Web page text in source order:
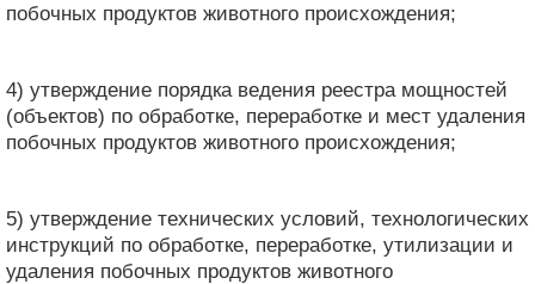
побочных продуктов животного происхождения;
4) утверждение порядка ведения реестра мощностей
(объектов) по обработке, переработке и мест удаления
побочных продуктов животного происхождения;
5) утверждение технических условий, технологических
инструкций по обработке, переработке, утилизации и
удаления побочных продуктов животного